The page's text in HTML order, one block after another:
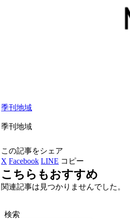
季刊地域
季刊地域
この記事をシェア
X Facebook LINE コピー
こちらもおすすめ
関連記事は見つかりませんでした。
検索